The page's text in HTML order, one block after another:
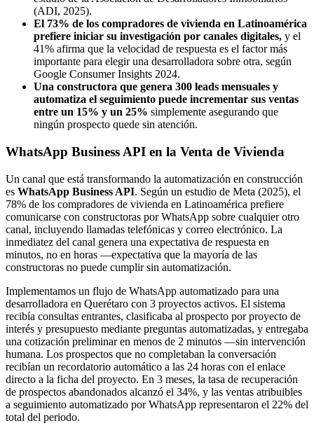
(ADI, 2025).
El 73% de los compradores de vivienda en Latinoamérica
prefiere iniciar su investigación por canales digitales, y el
41% afirma que la velocidad de respuesta es el factor más
importante para elegir una desarrolladora sobre otra, según
Google Consumer Insights 2024.
Una constructora que genera 300 leads mensuales y
automatiza el seguimiento puede incrementar sus ventas
entre un 15% y un 25% simplemente asegurando que
ningún prospecto quede sin atención.
WhatsApp Business API en la Venta de Vivienda
Un canal que está transformando la automatización en construcción
es WhatsApp Business API. Según un estudio de Meta (2025), el
78% de los compradores de vivienda en Latinoamérica prefiere
comunicarse con constructoras por WhatsApp sobre cualquier otro
canal, incluyendo llamadas telefónicas y correo electrónico. La
inmediatez del canal genera una expectativa de respuesta en
minutos, no en horas —expectativa que la mayoría de las
constructoras no puede cumplir sin automatización.
Implementamos un flujo de WhatsApp automatizado para una
desarrolladora en Querétaro con 3 proyectos activos. El sistema
recibía consultas entrantes, clasificaba al prospecto por proyecto de
interés y presupuesto mediante preguntas automatizadas, y entregaba
una cotización preliminar en menos de 2 minutos —sin intervención
humana. Los prospectos que no completaban la conversación
recibían un recordatorio automático a las 24 horas con el enlace
directo a la ficha del proyecto. En 3 meses, la tasa de recuperación
de prospectos abandonados alcanzó el 34%, y las ventas atribuibles
a seguimiento automatizado por WhatsApp representaron el 22% del
total del periodo.